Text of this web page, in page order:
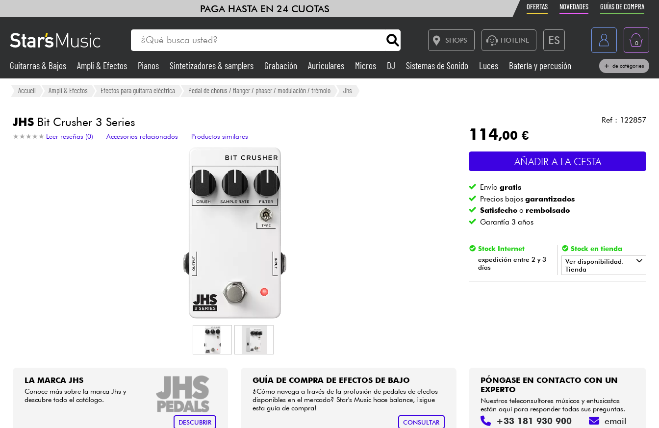
PAGA HASTA EN 24 CUOTAS OFERTAS NOVEDADES GUÍAS DE COMPRA
SHOPS HOTLINE ES
France
Belgique
Nederland
0
Guitarras & Bajos Ampli & Efectos
Sintetizadores & samplers
Sistemas de Sonido
Batería y percusión Vientos
Niños Cables & Acces.
Bundle
Guitarras & Bajos Ampli & Efectos Pianos Sintetizadores & samplers Grabación Auriculares Micros DJ Sistemas de Sonido Luces Batería y percusión de catégories
Accueil Ampli & Efectos Efectos para guitarra eléctrica Pedal de chorus / flanger / phaser / modulación / trémolo Jhs
JHSBit Crusher 3 Series
★ ★ ★ ★ ★
★ ★ ★ ★ ★ Leer reseñas (0) Accesorios relacionados Productos similares
Ref : 122857
114,00 €
AÑADIR A LA CESTA
Envíogratis
Precios bajosgarantizados
Satisfecho o rembolsado
Garantía 3 años
Stock Internet
expedición entre 2 y 3
días
Stock en tienda
Ver disponibilidad.
Tienda
LA MARCA JHS
Conoce más sobre la marca Jhs y
descubre todo el catálogo.
DESCUBRIR
GUÍA DE COMPRA DE EFECTOS DE BAJO
¿Cómo navega a través de la profusión de pedales de efectos
disponibles en el mercado? Star's Music hace balance, ¡sigue
esta guía de compra!
CONSULTAR
PÓNGASE EN CONTACTO CON UN
EXPERTO
Nuestros teleconsultores músicos y entusiastas
están aquí para responder todas sus preguntas.
+33 181 930 900 email